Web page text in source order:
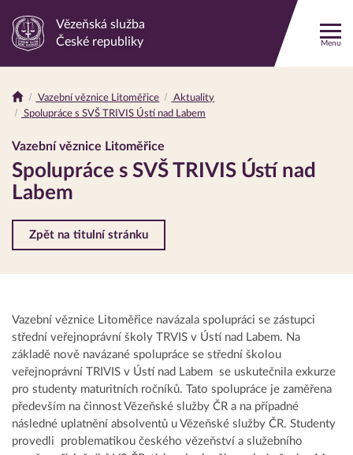
Odkaz
stránku
Vězeňská služba
České republiky
Menu
Drobečková
Vazební věznice Litoměřice
Aktuality
Spolupráce s SVŠ TRIVIS Ústí nad Labem
Vazební věznice Litoměřice
Spolupráce s SVŠ TRIVIS Ústí nad
Labem
Zpět na titulní stránku
Vazební věznice Litoměřice navázala spolupráci se zástupci
střední veřejnoprávní školy TRVIS v Ústí nad Labem. Na
základě nově navázané spolupráce se střední školou
veřejnoprávní TRIVIS v Ústí nad Labem se uskutečnila exkurze
pro studenty maturitních ročníků. Tato spolupráce je zaměřena
především na činnost Vězeňské služby ČR a na případné
následné uplatnění absolventů u Vězeňské služby ČR. Studenty
provedli problematikou českého vězeňství a služebního